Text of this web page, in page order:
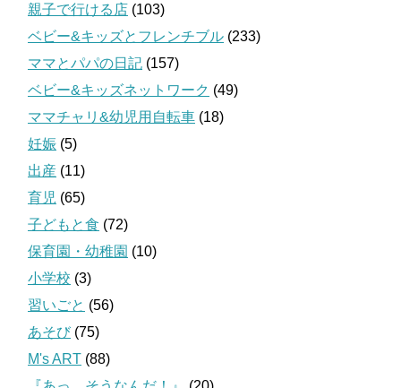
親子で行ける店 (103)
ベビー&キッズとフレンチブル (233)
ママとパパの日記 (157)
ベビー&キッズネットワーク (49)
ママチャリ&幼児用自転車 (18)
妊娠 (5)
出産 (11)
育児 (65)
子どもと食 (72)
保育園・幼稚園 (10)
小学校 (3)
習いごと (56)
あそび(75)
M's ART (88)